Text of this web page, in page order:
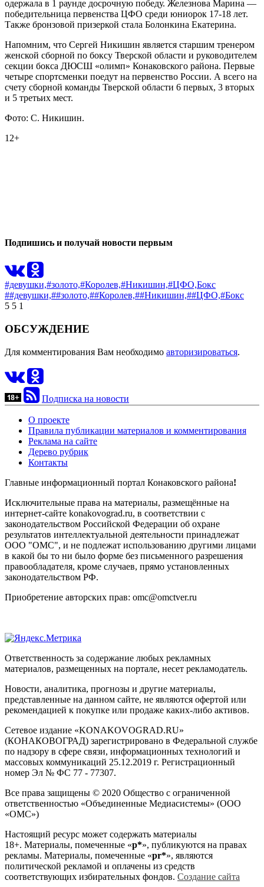
одержала в 1 раунде досрочную победу. Железнова Марина —
победительница первенства ЦФО среди юниорок 17-18 лет.
Также бронзовой призеркой стала Болонкина Екатерина.
Напомним, что Сергей Никишин является старшим тренером
женской сборной по боксу Тверской области и руководителем
секции бокса ДЮСШ «олимп» Конаковского района. Первые
четыре спортсменки поедут на первенство России. А всего на
счету сборной команды Тверской области 6 первых, 3 вторых
и 5 третьих мест.
Фото: С. Никишин.
12+
Подпишись и получай новости первым
#девушки,#золото,#Королев,#Никишин,#ЦФО,Бокс
##девушки,##золото,##Королев,##Никишин,##ЦФО,#Бокс
5 5 1
ОБСУЖДЕНИЕ
Для комментирования Вам необходимо авторизироваться.
Подписка на новости
О проекте
Правила публикации материалов и комментирования
Реклама на сайте
Дерево рубрик
Контакты
Главные информационный портал Конаковского района!
Исключительные права на материалы, размещённые на
интернет-сайте konakovograd.ru, в соответствии с
законодательством Российской Федерации об охране
результатов интеллектуальной деятельности принадлежат
ООО "ОМС", и не подлежат использованию другими лицами
в какой бы то ни было форме без письменного разрешения
правообладателя, кроме случаев, прямо установленных
законодательством РФ.
Приобретение авторских прав: omc@omctver.ru
Ответственность за содержание любых рекламных
материалов, размещенных на портале, несет рекламодатель.
Новости, аналитика, прогнозы и другие материалы,
представленные на данном сайте, не являются офертой или
рекомендацией к покупке или продаже каких-либо активов.
Сетевое издание «KONAKOVOGRAD.RU»
(КОНАКОВОГРАД) зарегистрировано в Федеральной службе
по надзору в сфере связи, информационных технологий и
массовых коммуникаций 25.12.2019 г. Регистрационный
номер Эл № ФС 77 - 77307.
Все права защищены © 2020 Общество с ограниченной
ответственностью «Объединенные Медиасистемы» (ООО
«ОМС»)
Настоящий ресурс может содержать материалы
18+. Материалы, помеченные «р*», публикуются на правах
рекламы. Материалы, помеченные «рr*», являются
политической рекламой и оплачены из средств
соответствующих избирательных фондов. Создание сайта